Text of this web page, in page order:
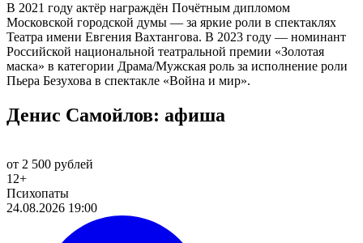
В 2021 году актёр награждён Почётным дипломом
Московской городской думы — за яркие роли в спектаклях
Театра имени Евгения Вахтангова. В 2023 году — номинант
Российской национальной театральной премии «Золотая
маска» в категории Драма/Мужская роль за исполнение роли
Пьера Безухова в спектакле «Война и мир».
Денис Самойлов: афиша
от 2 500 рублей
12+
Психопаты
24.08.2026 19:00